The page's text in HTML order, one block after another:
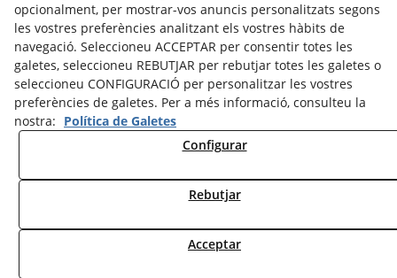
opcionalment, per mostrar-vos anuncis personalitzats segons
les vostres preferències analitzant els vostres hàbits de
navegació. Seleccioneu ACCEPTAR per consentir totes les
galetes, seleccioneu REBUTJAR per rebutjar totes les galetes o
seleccioneu CONFIGURACIÓ per personalitzar les vostres
preferències de galetes. Per a més informació, consulteu la
nostra: Política de Galetes
Configurar
Rebutjar
Acceptar